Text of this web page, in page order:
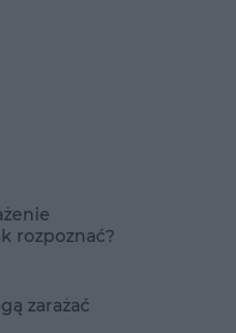
rozpoznać?
zarażać